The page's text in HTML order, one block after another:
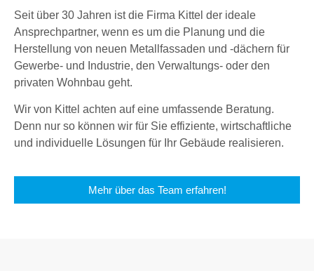
Seit über 30 Jahren ist die Firma Kittel der ideale
Ansprechpartner, wenn es um die Planung und die
Herstellung von neuen Metallfassaden und -dächern für
Gewerbe- und Industrie, den Verwaltungs- oder den
privaten Wohnbau geht.
Wir von Kittel achten auf eine umfassende Beratung.
Denn nur so können wir für Sie effiziente, wirtschaftliche
und individuelle Lösungen für Ihr Gebäude realisieren.
Mehr über das Team erfahren!